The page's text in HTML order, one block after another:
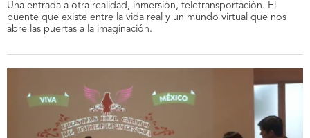
Una entrada a otra realidad, inmersión, teletransportación. El
puente que existe entre la vida real y un mundo virtual que nos
abre las puertas a la imaginación.